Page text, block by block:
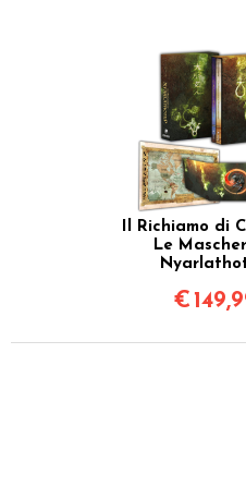
Il Richiamo di
Le
€